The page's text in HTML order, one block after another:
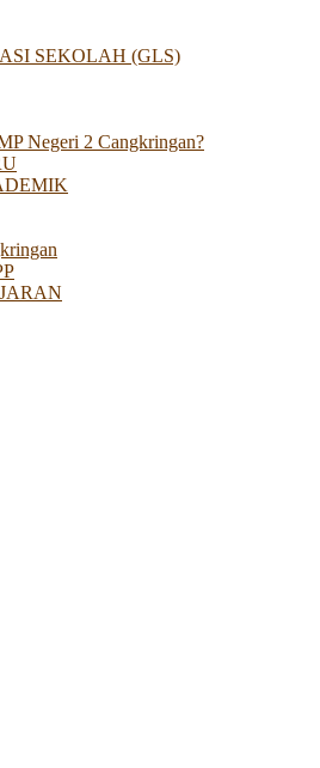
SEKOLAH (GLS)
Negeri 2 Cangkringan?